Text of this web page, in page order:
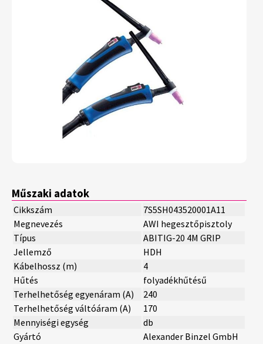
Műszaki adatok
Cikkszám
7S5SH043520001A11
Megnevezés
AWI hegesztőpisztoly
Típus
ABITIG-20 4M GRIP
Jellemző
HDH
Kábelhossz (m)
4
Hűtés
folyadékhűtésű
Terhelhetőség egyenáram (A)
240
Terhelhetőség váltóáram (A)
170
Mennyiségi egység
db
Gyártó
Alexander Binzel GmbH